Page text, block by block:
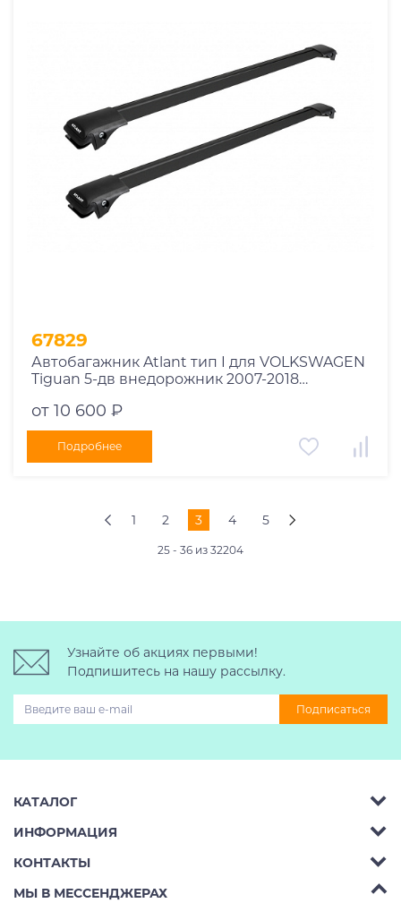
67829
Автобагажник Atlant тип I для VOLKSWAGEN
Tiguan 5-дв внедорожник 2007-2018
10002+11114+11118
от 10 600 ₽
Подробнее
1 2 3 4 5
25 - 36 из 32204
Узнайте об акциях первыми!
Подпишитесь на нашу рассылку.
Подписаться
КАТАЛОГ
Багажник на крышу авто
Автобоксы
ИНФОРМАЦИЯ
Аренда
Ремонт
КОНТАКТЫ
Телефон: 8 (495) 2367486
МЫ В МЕССЕНДЖЕРАХ